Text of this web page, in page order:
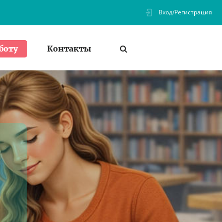
Вход/Регистрация
Контакты